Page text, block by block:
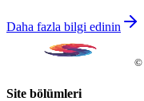
Daha fazla bilgi edinin
©
Site bölümleri